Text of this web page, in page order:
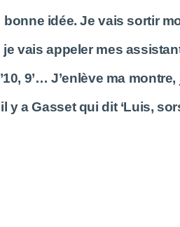
bonne idée. Je vais sortir
je vais appeler mes
’10, 9’… J’enlève ma
il y a Gasset qui dit ‘Luis,